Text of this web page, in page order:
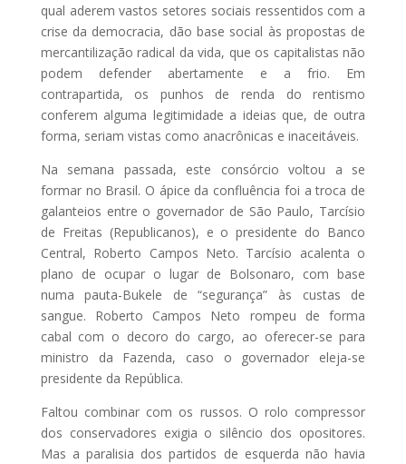
qual aderem vastos setores sociais ressentidos com a
crise da democracia, dão base social às propostas de
mercantilização radical da vida, que os capitalistas não
podem defender abertamente e a frio. Em
contrapartida, os punhos de renda do rentismo
conferem alguma legitimidade a ideias que, de outra
forma, seriam vistas como anacrônicas e inaceitáveis.
Na semana passada, este consórcio voltou a se
formar no Brasil. O ápice da confluência foi a troca de
galanteios entre o governador de São Paulo, Tarcísio
de Freitas (Republicanos), e o presidente do Banco
Central, Roberto Campos Neto. Tarcísio acalenta o
plano de ocupar o lugar de Bolsonaro, com base
numa pauta-Bukele de “segurança” às custas de
sangue. Roberto Campos Neto rompeu de forma
cabal com o decoro do cargo, ao oferecer-se para
ministro da Fazenda, caso o governador eleja-se
presidente da República.
Faltou combinar com os russos. O rolo compressor
dos conservadores exigia o silêncio dos opositores.
Mas a paralisia dos partidos de esquerda não havia